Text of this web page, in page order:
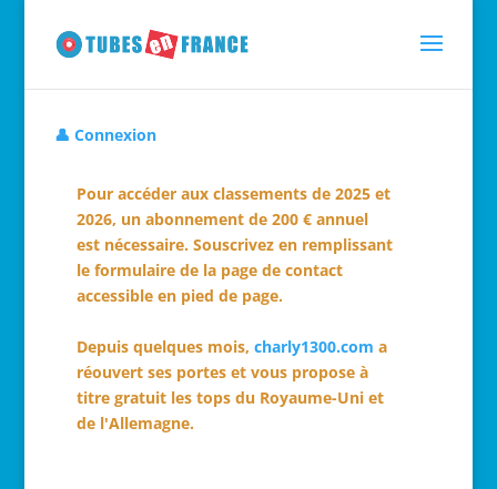
👤 Connexion
Pour accéder aux classements de 2025 et
2026, un abonnement de 200 € annuel
est nécessaire. Souscrivez en remplissant
le formulaire de la page de contact
accessible en pied de page.
Depuis quelques mois, charly1300.com a
réouvert ses portes et vous propose à
titre gratuit les tops du Royaume-Uni et
de l'Allemagne.